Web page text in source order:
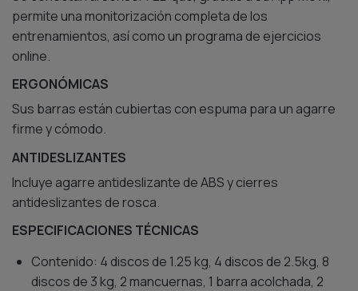
permite una monitorización completa de los
entrenamientos, así como un programa de ejercicios
online.
ERGONÓMICAS
Sus barras están cubiertas con espuma para un agarre
firme y cómodo.
ANTIDESLIZANTES
Incluye agarre antideslizante de ABS y cierres
antideslizantes de rosca.
ESPECIFICACIONES TÉCNICAS
Contenido: 4 discos de 1.25 kg, 4 discos de 2.5kg, 8
discos de 3 kg, 2 mancuernas, 1 barra acolchada, 2